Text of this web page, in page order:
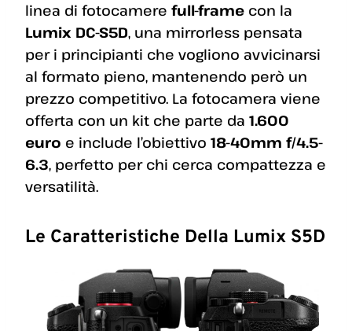
linea di fotocamere full-frame con la
Lumix DC-S5D, una mirrorless pensata
per i principianti che vogliono avvicinarsi
al formato pieno, mantenendo però un
prezzo competitivo. La fotocamera viene
offerta con un kit che parte da 1.600
euro e include l’obiettivo 18-40mm f/4.5-
6.3, perfetto per chi cerca compattezza e
versatilità.
Le Caratteristiche Della Lumix S5D